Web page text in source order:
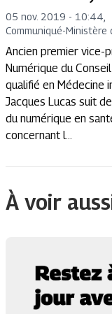
05 nov. 2019 - 10:44
Communiqué-Ministère
Ancien premier vice-
Numérique du
qualifié en Médecine
Jacques Lucas suit
du numérique en
concernant l...
À voir